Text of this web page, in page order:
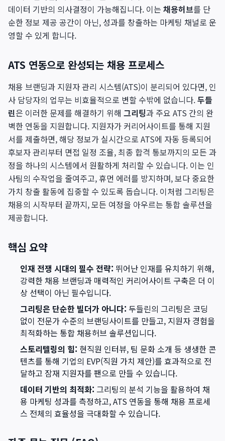
데이터 기반의 의사결정이 가능해집니다. 이는 채용허브를 단
순한 정보 제공 공간이 아닌, 성과를 창출하는 마케팅 채널로 운
영할 수 있게 합니다.
ATS 연동으로 완성되는 채용 프로세스
채용 브랜딩과 지원자 관리 시스템(ATS)이 분리되어 있다면, 인
사 담당자의 업무는 비효율적으로 변할 수밖에 없습니다.두들
린은 이러한 문제를 해결하기 위해 그리팅과 주요 ATS 간의 완
벽한 연동을 지원합니다. 지원자가 커리어사이트를 통해 지원
서를 제출하면, 해당 정보가 실시간으로 ATS에 자동 등록되어
후보자 관리부터 면접 일정 조율, 최종 합격 통보까지의 모든 과
정을 하나의 시스템에서 원활하게 처리할 수 있습니다. 이는 인
사팀의 수작업을 줄여주고, 휴먼 에러를 방지하며, 보다 중요한
가치 창출 활동에 집중할 수 있도록 돕습니다. 이처럼 그리팅은
채용의 시작부터 끝까지, 모든 여정을 아우르는 통합 솔루션을
제공합니다.
핵심 요약
인재 전쟁 시대의 필수 전략: 뛰어난 인재를 유치하기 위해,
강력한 채용 브랜딩과 매력적인 커리어사이트 구축은 더 이
상 선택이 아닌 필수입니다.
그리팅은 단순한 빌더가 아니다: 두들린의 그리팅은 코딩
없이 전문가 수준의 브랜딩사이트를 만들고, 지원자 경험을
최적화하는 통합 채용허브 솔루션입니다.
스토리텔링의 힘: 현직원 인터뷰, 팀 문화 소개 등 생생한 콘
텐츠를 통해 기업의 EVP(직원 가치 제안)를 효과적으로 전
달하고 잠재 지원자를 팬으로 만들 수 있습니다.
데이터 기반의 최적화: 그리팅의 분석 기능을 활용하여 채
용 마케팅 성과를 측정하고, ATS 연동을 통해 채용 프로세
스 전체의 효율성을 극대화할 수 있습니다.